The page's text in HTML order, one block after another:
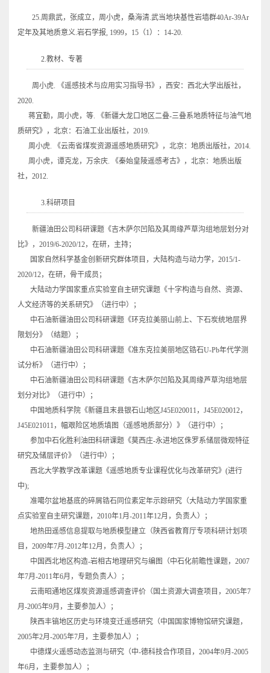
25.周鼎武，张成立，周小虎，桑海清.武当地块基性岩墙群40Ar-39Ar
定年及其地质意义.岩石学报, 1999，15（1）：14-20.
2.教材、专著
周小虎. 《遥感技术与应用实习指导书》，西安：西北大学出版社，
2020.
蒋宜勤，周小虎，等. 《新疆大龙口地区二叠-三叠系地质特征与油气地
质研究》，北京：石油工业出版社，2019.
周小虎. 《云南省煤炭资源遥感地质研究》，北京：地质出版社，2014.
周小虎，谭克龙，万余庆. 《秦始皇陵遥感考古》，北京：地质出版
社，2012.
3.科研项目
新疆油田公司科研课题《吉木萨尔凹陷及其周缘芦草沟组地层划分对
比》，2019/6-2020/12，在研，主持；
国家自然科学基金创新研究群体项目，大陆构造与动力学，2015/1-
2020/12，在研，骨干成员；
大陆动力学国家重点实验室自主研究课题《十字构造与自然、资源、
人文经济等的关系研究》（进行中）；
中石油新疆油田公司科研课题《环克拉美丽山前上、下石炭统地层界
限划分》（结题）；
中石油新疆油田公司科研课题《准东克拉美丽地区锆石U-Pb年代学测
试分析》（进行中）；
中石油新疆油田公司科研课题《吉木萨尔凹陷及其周缘芦草沟组地层
划分对比》（进行中）；
中国地质科学院《新疆且末县银石山地区J45E020011，J45E020012，
J45E021011，幅艰险区地质填图（遥感地质部分）》（进行中）；
参加中石化胜利油田科研课题《莫西庄-永进地区侏罗系储层微观特征
研究及储层评价》（进行中）；
西北大学教学改革课题《遥感地质专业课程优化与改革研究》(进行
中);
准噶尔盆地基底的碎屑锆石同位素定年示踪研究（大陆动力学国家重
点实验室自主研究课题，2010年1月-2011年12月，负责人）；
地热田遥感信息提取与地质模型建立（陕西省教育厅专项科研计划项
目，2009年7月-2012年12月，负责人）；
中国西北地区构造-岩相古地理研究与编图（中石化前瞻性课题，2007
年7月-2011年6月，专题负责人）；
云南昭通地区煤炭资源遥感调查评价（国土资源大调查项目，2005年7
月-2005年9月，主要参加人）；
陕西丰镐地区历史与环境变迁遥感研究（中国国家博物馆研究课题，
2005年2月-2005年7月，主要参加人）；
中德煤火遥感动态监测与研究（中-德科技合作项目，2004年9月-2005
年6月，主要参加人）；